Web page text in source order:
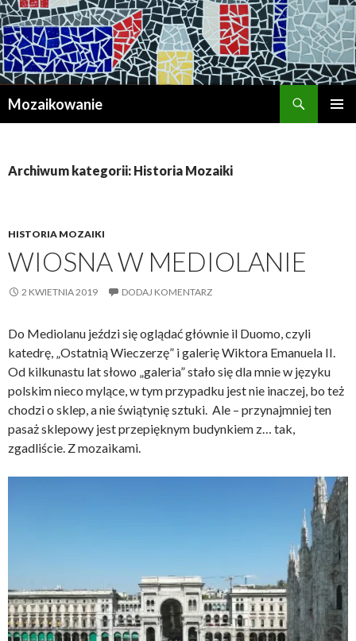
Mozaikowanie
Archiwum kategorii: Historia Mozaiki
HISTORIA MOZAIKI
WIOSNA W MEDIOLANIE
2 KWIETNIA 2019 DODAJ KOMENTARZ
Do Mediolanu jeździ się oglądać głównie il Duomo, czyli
katedrę, „Ostatnią Wieczerzę” i galerię Wiktora Emanuela II.
Od kilkunastu lat słowo „galeria” stało się dla mnie w języku
polskim nieco mylące, w tym przypadku jest nie inaczej, bo też
chodzi o sklep, a nie świątynię sztuki. Ale – przynajmniej ten
pasaż sklepowy jest przepięknym budynkiem z… tak,
zgadliście. Z mozaikami.